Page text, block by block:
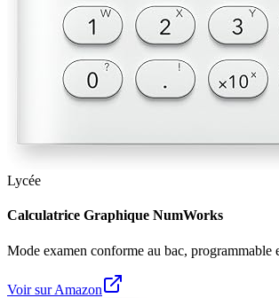
Lycée
Calculatrice Graphique NumWorks
Mode examen conforme au bac, programmable
Voir sur Amazon